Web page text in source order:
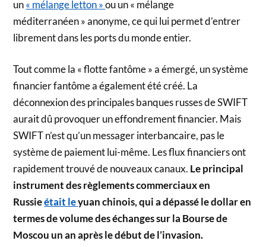
un« mélange letton »ou un « mélange
méditerranéen » anonyme, ce qui lui permet d’entrer
librement dans les ports du monde entier.
Tout comme la « flotte fantôme » a émergé, un système
financier fantôme a également été créé. La
déconnexion des principales banques russes de SWIFT
aurait dû provoquer un effondrement financier. Mais
SWIFT n’est qu’un messager interbancaire, pas le
système de paiement lui-même. Les flux financiers ont
rapidement trouvé de nouveaux canaux. Le principal
instrument des règlements commerciaux en
Russieétait leyuan chinois, qui a dépassé le dollar en
termes de volume des échanges sur la Bourse de
Moscou un an après le début de l’invasion.